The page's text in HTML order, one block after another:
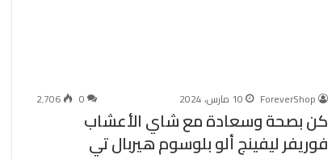
ForeverShop 10 مارس، 2024 0 2٬706
كن بصحة وسعادة مع شاي الأعشاب
فوريفر ليفينج ألو بلوسوم هيربال تي